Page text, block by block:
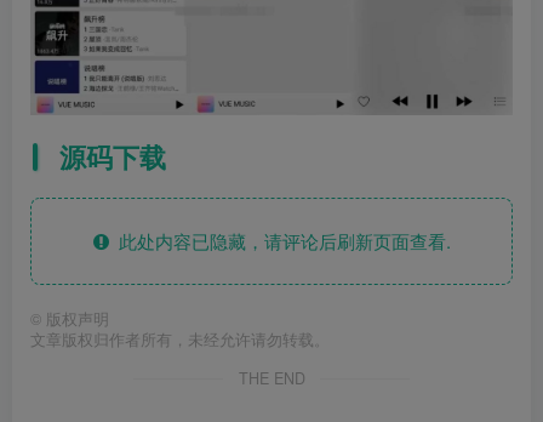
源码下载
此处内容已隐藏，请评论后刷新页面查看.
© 版权声明
文章版权归作者所有，未经允许请勿转载。
THE END